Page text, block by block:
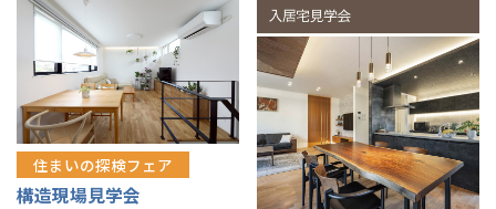
住まいの探検フェア
構造現場見学会